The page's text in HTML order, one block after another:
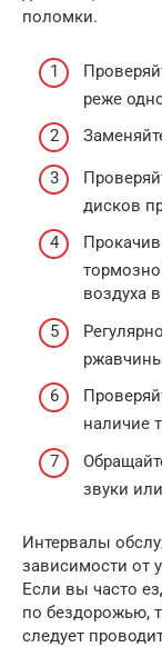
поломки.
реже
дисков
воздуха
наличие
звуки
Интервалы
зависимости от
Если вы часто
по бездорожью,
следует